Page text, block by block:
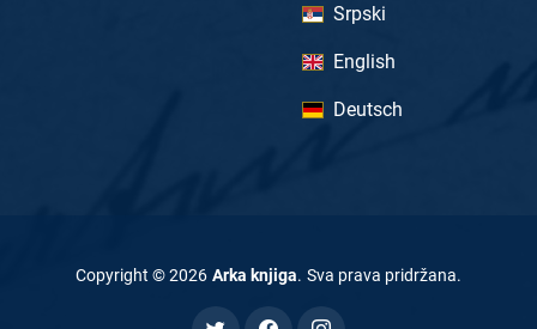
Srpski
English
Deutsch
Copyright ©2026 Arka knjiga. Sva prava pridržana.